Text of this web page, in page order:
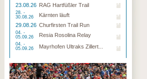
23.08.26 RAG Hartfüßler Trail
28. -
30.08.26
Kärnten läuft
29.08.26 Churfirsten Trail Run
04. -
05.09.26
Resia Rosolina Relay
04. -
05.09.26
Mayrhofen Ultraks Zillert...